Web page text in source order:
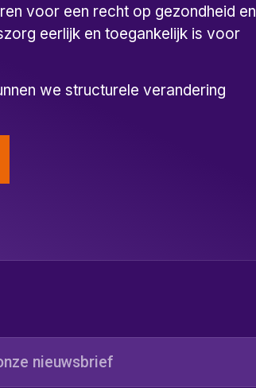
voor een recht op gezondheid en
eerlijk en toegankelijk is voor
we structurele verandering